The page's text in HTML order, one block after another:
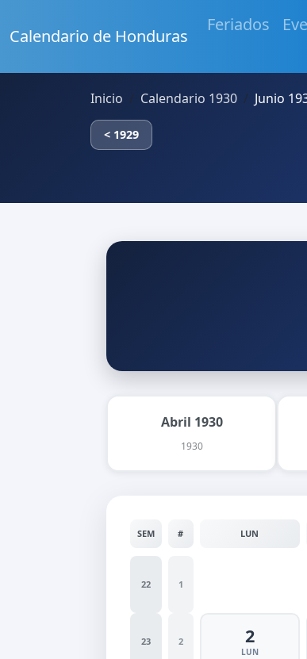
Calendario de Honduras
Feriados
Inicio Calendario 1930 Junio
< 1929
Abril 1930
1930
SEM # LUN
22 1
23 2 2
LUN